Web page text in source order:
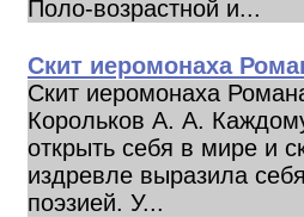
Поло-возрастной и...
Скит иеромонаха
Скит иеромонаха
Корольков А. А.
открыть себя в мире и
издревле выразила
поэзией. У...